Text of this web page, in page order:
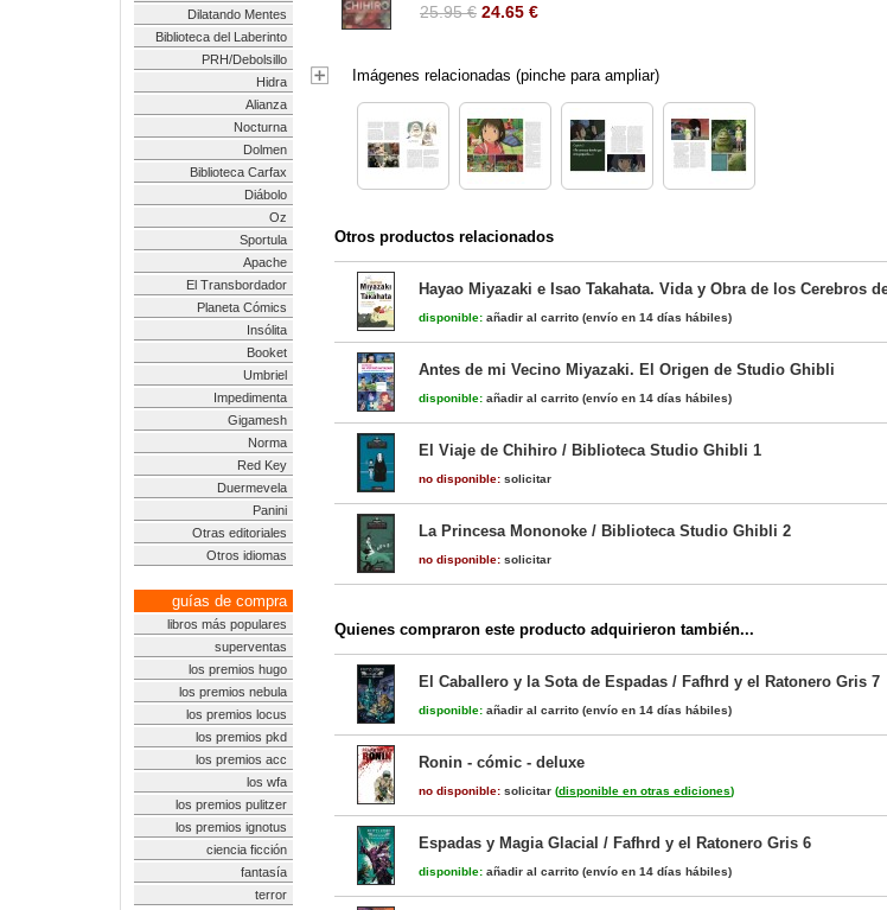
Dilatando Mentes
Biblioteca del Laberinto
PRH/Debolsillo
Hidra
Alianza
Nocturna
Dolmen
Biblioteca Carfax
Diábolo
Oz
Sportula
Apache
El Transbordador
Planeta Cómics
Insólita
Booket
Umbriel
Impedimenta
Gigamesh
Norma
Red Key
Duermevela
Panini
Otras editoriales
Otros idiomas
guías de compra
libros más populares
superventas
los premios hugo
los premios nebula
los premios locus
los premios pkd
los premios acc
los wfa
los premios pulitzer
los premios ignotus
ciencia ficción
fantasía
terror
25.95 € 24.65 €
Imágenes relacionadas (pinche para ampliar)
Otros productos relacionados
Hayao Miyazaki e Isao Takahata. Vida y Obra de los Cerebros
disponible: añadir al carrito (envío en 14 días hábiles)
Antes de mi Vecino Miyazaki. El Origen de Studio Ghibli
disponible: añadir al carrito (envío en 14 días hábiles)
El Viaje de Chihiro / Biblioteca Studio Ghibli 1
no disponible: solicitar
La Princesa Mononoke / Biblioteca Studio Ghibli 2
no disponible: solicitar
Quienes compraron este producto adquirieron también...
El Caballero y la Sota de Espadas / Fafhrd y el Ratonero Gris 7
disponible: añadir al carrito (envío en 14 días hábiles)
Ronin - cómic - deluxe
no disponible: solicitar (disponible en otras ediciones)
Espadas y Magia Glacial / Fafhrd y el Ratonero Gris 6
disponible: añadir al carrito (envío en 14 días hábiles)